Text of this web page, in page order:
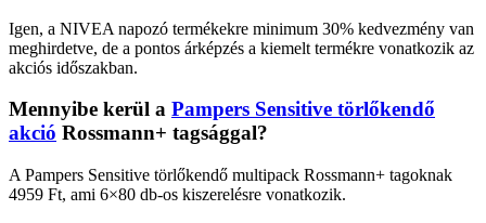
Igen, a NIVEA napozó termékekre minimum 30% kedvezmény van
meghirdetve, de a pontos árképzés a kiemelt termékre vonatkozik az
akciós időszakban.
Mennyibe kerül a Pampers Sensitive törlőkendő
akció Rossmann+ tagsággal?
A Pampers Sensitive törlőkendő multipack Rossmann+ tagoknak
4959 Ft, ami 6×80 db-os kiszerelésre vonatkozik.